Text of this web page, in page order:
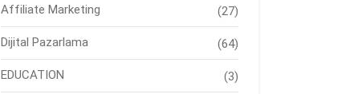
Affiliate Marketing (27)
Dijital Pazarlama (64)
EDUCATION (3)